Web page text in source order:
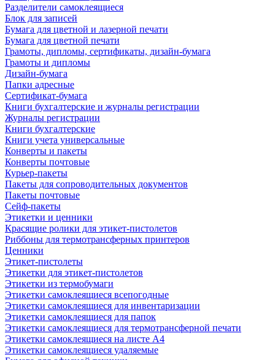
Разделители самоклеящиеся
Блок для записей
Бумага для цветной и лазерной печати
Бумага для цветной печати
Грамоты, дипломы, сертификаты, дизайн-бумага
Грамоты и дипломы
Дизайн-бумага
Папки адресные
Сертификат-бумага
Книги бухгалтерские и журналы регистрации
Журналы регистрации
Книги бухгалтерские
Книги учета универсальные
Конверты и пакеты
Конверты почтовые
Курьер-пакеты
Пакеты для сопроводительных документов
Пакеты почтовые
Сейф-пакеты
Этикетки и ценники
Красящие ролики для этикет-пистолетов
Риббоны для термотрансферных принтеров
Ценники
Этикет-пистолеты
Этикетки для этикет-пистолетов
Этикетки из термобумаги
Этикетки самоклеящиеся всепогодные
Этикетки самоклеящиеся для инвентаризации
Этикетки самоклеящиеся для папок
Этикетки самоклеящиеся для термотрансферной печати
Этикетки самоклеящиеся на листе А4
Этикетки самоклеящиеся удаляемые